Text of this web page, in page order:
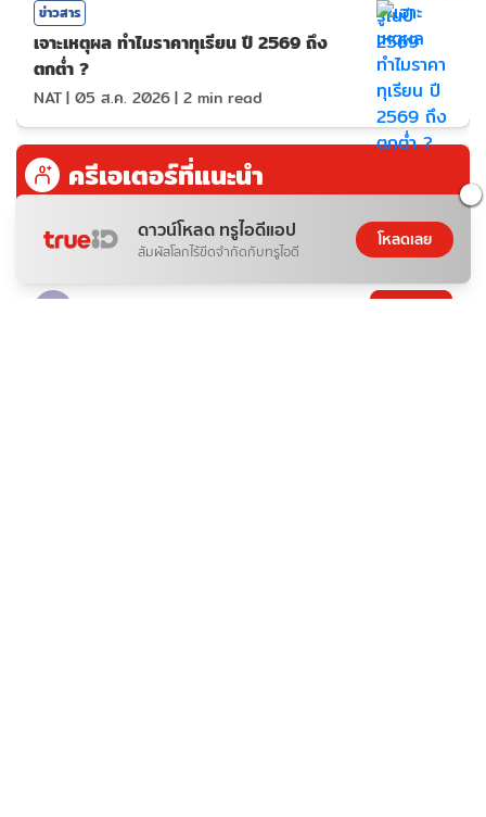
ข่าวสาร
เจาะเหตุผล ทำไมราคาทุเรียน ปี 2569 ถึง
ตกต่ำ ?
NAT| 05 ส.ค. 2026| 2 min read
ครีเอเตอร์ที่แนะนำ
080******* ติดตาม
ดาวน์โหลด ทรูไอดีแอป
สัมผัสโลกไร้ขีดจำกัดกับทรูไอดี
โหลดเลย